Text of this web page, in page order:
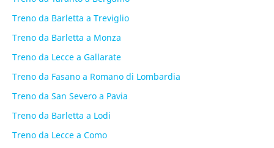
Treno da Barletta a Treviglio
Treno da Barletta a Monza
Treno da Lecce a Gallarate
Treno da Fasano a Romano di Lombardia
Treno da San Severo a Pavia
Treno da Barletta a Lodi
Treno da Lecce a Como